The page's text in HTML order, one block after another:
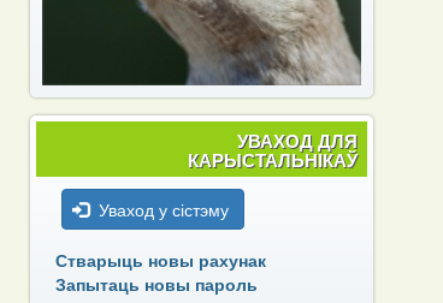
УВАХОД ДЛЯ
КАРЫСТАЛЬНІКАЎ
Уваход у сістэму
Стварыць новы рахунак
Запытаць новы пароль